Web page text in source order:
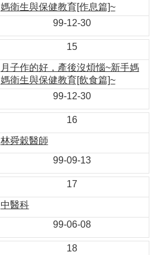
媽衛生與保健教育[作息篇]~
99-12-30
15
月子作的好，產後沒煩惱~新手媽
媽衛生與保健教育[飲食篇]~
99-12-30
16
林舜穀醫師
99-09-13
17
中醫科
99-06-08
18